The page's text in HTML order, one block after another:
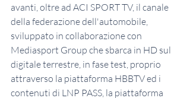
avanti, oltre ad ACI SPORT TV, il canale
della federazione dell'automobile,
sviluppato in collaborazione con
Mediasport Group che sbarca in HD sul
digitale terrestre, in fase test, proprio
attraverso la piattaforma HBBTV ed i
contenuti di LNP PASS, la piattaforma